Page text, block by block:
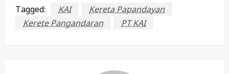
Tagged: KAI
Kereta Papandayan
Kerete Pangandaran
PT KAI